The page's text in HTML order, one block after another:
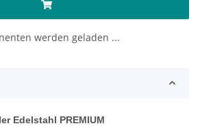
werden geladen ...
Edelstahl PREMIUM